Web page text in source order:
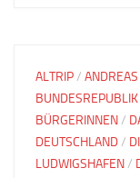
ALTRIP/
BÜRGERINNEN/
DEUTSCHLAND/
LUDWIGSHAFEN/